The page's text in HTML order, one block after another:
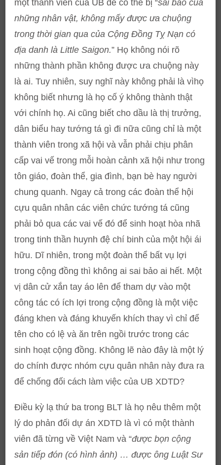
một thành viên của UB để có thể bị “sai bảo của
những nhân vật, không mấy được ưa chuộng
trong thời gian qua của Cộng Đồng Tỵ Nạn có
địa danh là Little Saigon.” Họ không nói rõ
những thành phần không được ưa chuộng này
là ai. Tuy nhiên, suy nghĩ này không phải là vìhọ
không biết nhưng là họ cố ý không thành thật
với chính họ. Ai cũng biết cho dầu là thị trưởng,
dân biểu hay tướng tá gì đi nữa cũng chỉ là một
thành viên trong xã hội và vẫn phải chịu phân
cấp vai vế trong mỗi hoàn cảnh xã hội như trong
tôn giáo, đoàn thể, gia đình, bạn bè hay người
chung quanh. Ngay cả trong các đoàn thể hội
cựu quân nhân các viên chức tướng tá cũng
phải bỏ qua các vai vế đó để sinh hoạt hòa nhã
trong tinh thần huynh đệ chí binh của một hội ái
hữu. Dĩ nhiên, trong một đoàn thể bất vụ lợi
trong cộng đồng thì không ai sai bảo ai hết. Một
vị dân cử xắn tay áo lên để tham dự vào một
công tác có ích lợi trong cộng đồng là một việc
đáng khen và đáng khuyến khích thay vì chỉ để
tên cho có lệ và ăn trên ngồi trước trong các
sinh hoạt cộng đồng. Không lẽ nào đây là một lý
do chính được nhóm cựu quân nhân này đưa ra
để chống đối cách làm việc của UB XDTD?
Điều kỳ lạ thứ ba trong BLT là họ nêu thêm một
lý do phản đối dự án XDTD là vì có một thành
viên đã từng về Việt Nam và “được bọn cộng
sản tiếp đón (có hình ảnh) … được ông Luật Sư